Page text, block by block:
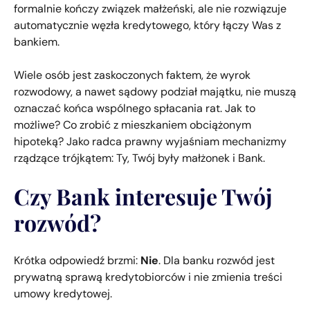
formalnie kończy związek małżeński, ale nie rozwiązuje
automatycznie węzła kredytowego, który łączy Was z
bankiem.
Wiele osób jest zaskoczonych faktem, że wyrok
rozwodowy, a nawet sądowy podział majątku, nie muszą
oznaczać końca wspólnego spłacania rat. Jak to
możliwe? Co zrobić z mieszkaniem obciążonym
hipoteką? Jako radca prawny wyjaśniam mechanizmy
rządzące trójkątem: Ty, Twój były małżonek i Bank.
Czy Bank interesuje Twój
rozwód?
Krótka odpowiedź brzmi: Nie. Dla banku rozwód jest
prywatną sprawą kredytobiorców i nie zmienia treści
umowy kredytowej.